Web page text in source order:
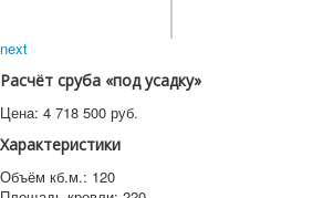
next
Расчёт сруба «под усадку»
Цена: 4 718 500 руб.
Характеристики
Объём кб.м.: 120